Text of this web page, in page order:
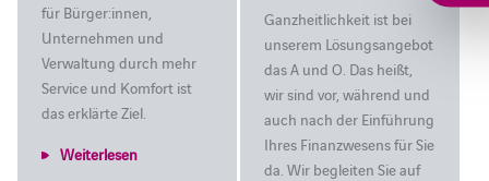
für Bürger:innen,
Unternehmen und
Verwaltung durch mehr
Service und Komfort ist
das erklärte Ziel.
Weiterlesen
Ganzheitlichkeit ist bei
unserem Lösungsangebot
das A und O. Das heißt,
wir sind vor, während und
auch nach der Einführung
Ihres Finanzwesens für Sie
da. Wir begleiten Sie auf